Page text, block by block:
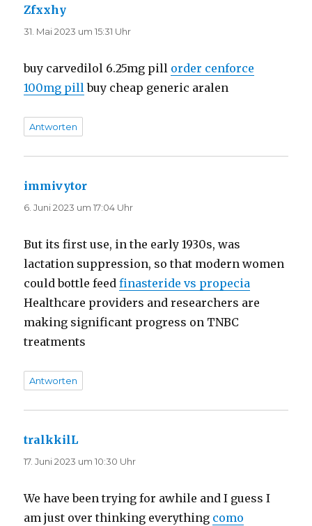
Zfxxhy
31. Mai 2023 um 15:31 Uhr
buy carvedilol 6.25mg pill order cenforce
100mg pill buy cheap generic aralen
Antworten
immivytor
6. Juni 2023 um 17:04 Uhr
But its first use, in the early 1930s, was
lactation suppression, so that modern women
could bottle feedfinasteride vs propecia
Healthcare providers and researchers are
making significant progress on TNBC
treatments
Antworten
tralkkilL
17. Juni 2023 um 10:30 Uhr
We have been trying for awhile and I guess I
am just over thinking everything como